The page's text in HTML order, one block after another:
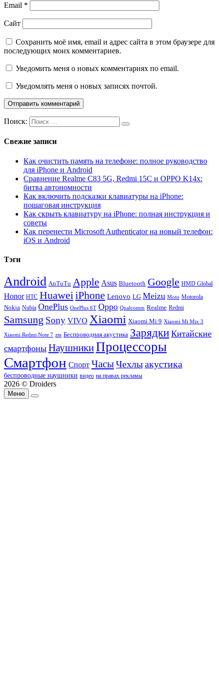
Email *
Сайт
Сохранить моё имя, email и адрес сайта в этом браузере для
последующих моих комментариев.
Уведомить меня о новых комментариях по email.
Уведомлять меня о новых записях почтой.
Поиск:
Свежие записи
Как очистить память на телефоне: полное руководство
для iPhone и Android
Сравнение Realme C83 5G, Redmi 15C и OPPO K14x:
битва автономности
Как включить подсказки клавиатуры на iPhone:
пошаговая инструкция
Как скрыть клавиатуру на iPhone: полная инструкция и
советы
Как перенести Microsoft Authenticator на новый телефон:
iOS и Android
Тэги
Android AnTuTu Apple Asus Bluetooth Google HMD Global
Honor HTC HuaweiiPhone Lenovo LG Meizu Moto Motorola
Nokia Nubia OnePlus OnePlus 6T Oppo Qualcomm Realme Redmi
Samsung Sony VIVO Xiaomi Xiaomi Mi 9 Xiaomi Mi Mix 3
Xiaomi Redmi Note 7 zte Беспроводная акустика Зарядки Китайские
смартфоны НаушникиПроцессоры
Смартфон Спорт ЧасыЧехлыакустика
беспроводные наушники видео на правах рекламы
2026 © Droiders
Меню